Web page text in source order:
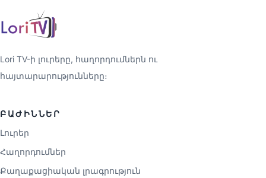
Lori TV-ի լուրերը, հաղորդումներն ու
հայտարարությունները։
ԲԱԺԻՆՆԵՐ
Լուրեր
Հաղորդումներ
Քաղաքացիական լրագրություն